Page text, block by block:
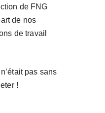
de FNG
de nos
de travail
pas sans
!